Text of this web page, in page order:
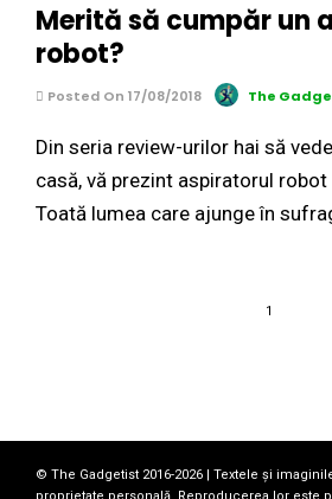
Merită să cumpăr un
robot?
Posted On 17/08/2018 The
Din seria review-urilor hai să
casă, vă prezint aspiratorul
Toată lumea care ajunge în
1
© The Gadgetist 2016-2026 | Textele și